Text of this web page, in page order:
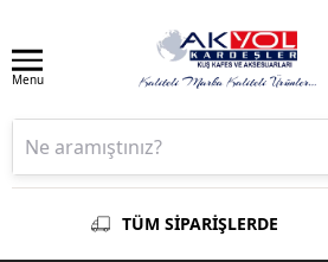
Menu
TÜM SİPARİŞLERDE